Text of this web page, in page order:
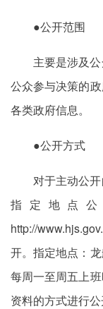
●公开范围
主要是涉及
公众参与决策的
各类政府信息。
●公开方式
对于主动公
指定地点
http://
开。指定地点：
每周一至周五上
资料的方式进行公